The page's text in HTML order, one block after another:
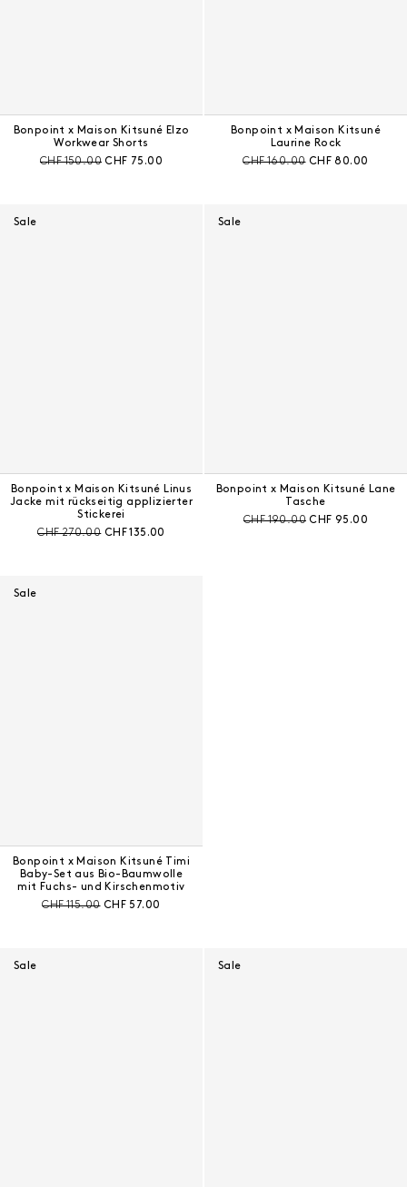
Bonpoint x Maison Kitsuné Elzo
Workwear Shorts
Preis vor Rabatt:
CHF 150.00 Aktueller Preis:
CHF 75.00
Bonpoint x Maison Kitsuné
Laurine Rock
Preis vor Rabatt:
CHF 160.00 Aktueller Preis:
CHF 80.00
Sale
Bonpoint x Maison Kitsuné Linus
Jacke mit rückseitig applizierter
Stickerei
Preis vor Rabatt:
CHF 270.00 Aktueller Preis:
CHF 135.00
Sale
Bonpoint x Maison Kitsuné Lane
Tasche
Preis vor Rabatt:
CHF 190.00 Aktueller Preis:
CHF 95.00
Sale
Bonpoint x Maison Kitsuné Timi
Baby-Set aus Bio-Baumwolle
mit Fuchs- und Kirschenmotiv
Preis vor Rabatt:
CHF 115.00 Aktueller Preis:
CHF 57.00
Sale Sale